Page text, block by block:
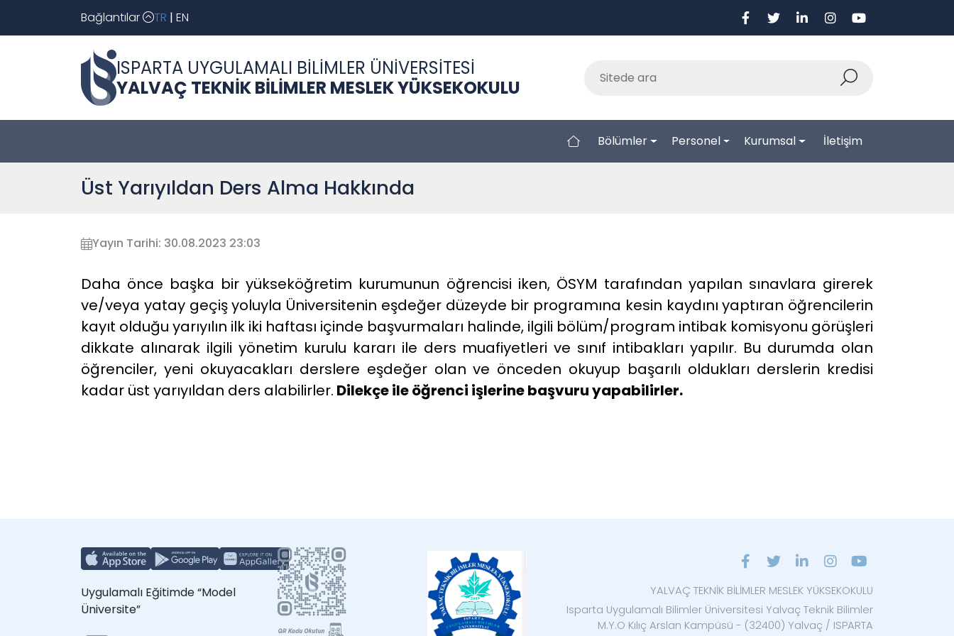
Bağlantılar TR | EN
ISPARTA UYGULAMALI BİLİMLER ÜNİVERSİTESİ
YALVAÇ TEKNİK BİLİMLER MESLEK YÜKSEKOKULU
Bölümler Personel Kurumsal İletişim
Üst Yarıyıldan Ders Alma Hakkında
Yayın Tarihi: 30.08.2023 23:03
Daha önce başka bir yükseköğretim kurumunun öğrencisi iken, ÖSYM tarafından yapılan sınavlara girerek
ve/veya yatay geçiş yoluyla Üniversitenin eşdeğer düzeyde bir programına kesin kaydını yaptıran öğrencilerin
kayıt olduğu yarıyılın ilk iki haftası içinde başvurmaları halinde, ilgili bölüm/program intibak komisyonu görüşleri
dikkate alınarak ilgili yönetim kurulu kararı ile ders muafiyetleri ve sınıf intibakları yapılır. Bu durumda olan
öğrenciler, yeni okuyacakları derslere eşdeğer olan ve önceden okuyup başarılı oldukları derslerin kredisi
kadar üst yarıyıldan ders alabilirler. Dilekçe ile öğrenci işlerine başvuru yapabilirler.
Uygulamalı Eğitimde “Model
Üniversite”
YALVAÇ TEKNİK BİLİMLER MESLEK YÜKSEKOKULU
Isparta Uygulamalı Bilimler Üniversitesi Yalvaç Teknik Bilimler
M.Y.O Kılıç Arslan Kampüsü - (32400) Yalvaç / ISPARTA